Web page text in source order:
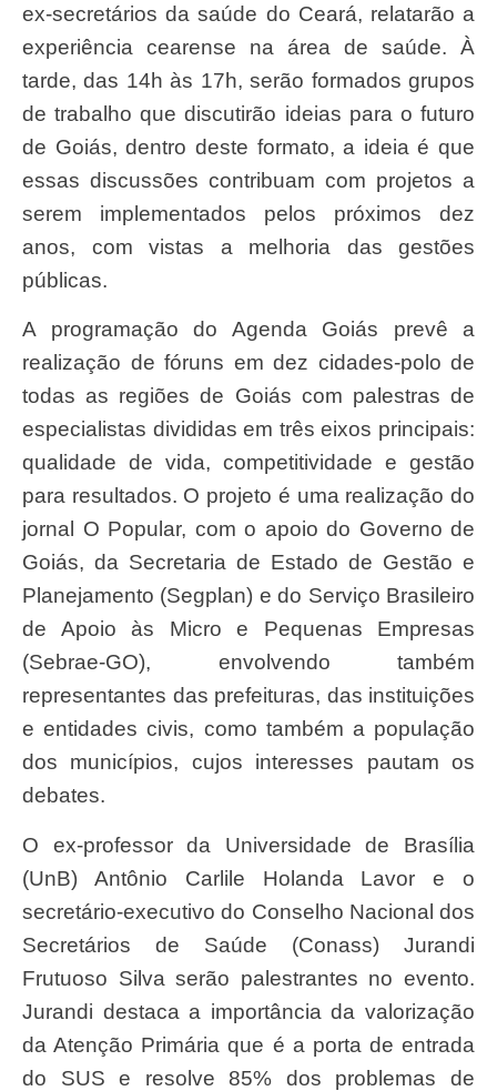
ex-secretários da saúde do Ceará, relatarão a
experiência cearense na área de saúde. À
tarde, das 14h às 17h, serão formados grupos
de trabalho que discutirão ideias para o futuro
de Goiás, dentro deste formato, a ideia é que
essas discussões contribuam com projetos a
serem implementados pelos próximos dez
anos, com vistas a melhoria das gestões
públicas.
A programação do Agenda Goiás prevê a
realização de fóruns em dez cidades-polo de
todas as regiões de Goiás com palestras de
especialistas divididas em três eixos principais:
qualidade de vida, competitividade e gestão
para resultados. O projeto é uma realização do
jornal O Popular, com o apoio do Governo de
Goiás, da Secretaria de Estado de Gestão e
Planejamento (Segplan) e do Serviço Brasileiro
de Apoio às Micro e Pequenas Empresas
(Sebrae-GO), envolvendo também
representantes das prefeituras, das instituições
e entidades civis, como também a população
dos municípios, cujos interesses pautam os
debates.
O ex-professor da Universidade de Brasília
(UnB) Antônio Carlile Holanda Lavor e o
secretário-executivo do Conselho Nacional dos
Secretários de Saúde (Conass) Jurandi
Frutuoso Silva serão palestrantes no evento.
Jurandi destaca a importância da valorização
da Atenção Primária que é a porta de entrada
do SUS e resolve 85% dos problemas de